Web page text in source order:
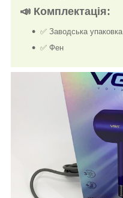
📣 Комплектація:
✅ Заводська упаковка
✅ Фен